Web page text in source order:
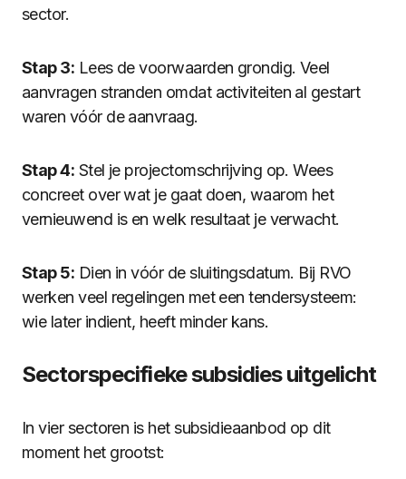
sector.
Stap 3: Lees de voorwaarden grondig. Veel
aanvragen stranden omdat activiteiten al gestart
waren vóór de aanvraag.
Stap 4: Stel je projectomschrijving op. Wees
concreet over wat je gaat doen, waarom het
vernieuwend is en welk resultaat je verwacht.
Stap 5: Dien in vóór de sluitingsdatum. Bij RVO
werken veel regelingen met een tendersysteem:
wie later indient, heeft minder kans.
Sectorspecifieke subsidies uitgelicht
In vier sectoren is het subsidieaanbod op dit
moment het grootst: